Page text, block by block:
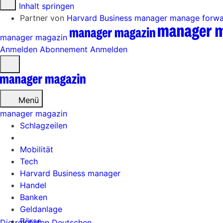
Zum Inhalt springen
Partner von Harvard Business manager manage
manager magazin
Anmelden Abonnement Anmelden
öffnen
Menü
Schlagzeilen
Mobilität
Tech
Harvard Business manager
Handel
Banken
Geldanlage
Börse
manager magazin